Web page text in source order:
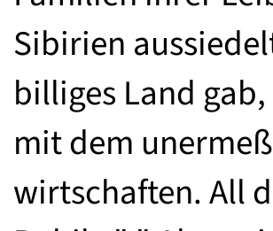
Sibirien
billiges Land
mit dem
wirtschaften. All